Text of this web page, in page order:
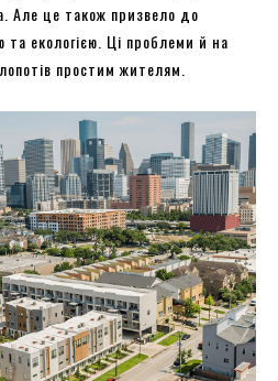
Але це також призвело до
екологією. Ці проблеми й на
простим жителям.